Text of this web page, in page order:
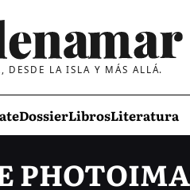
DESDE LA ISLA Y MÁS ALLÁ.
DossierLibrosLiteratura